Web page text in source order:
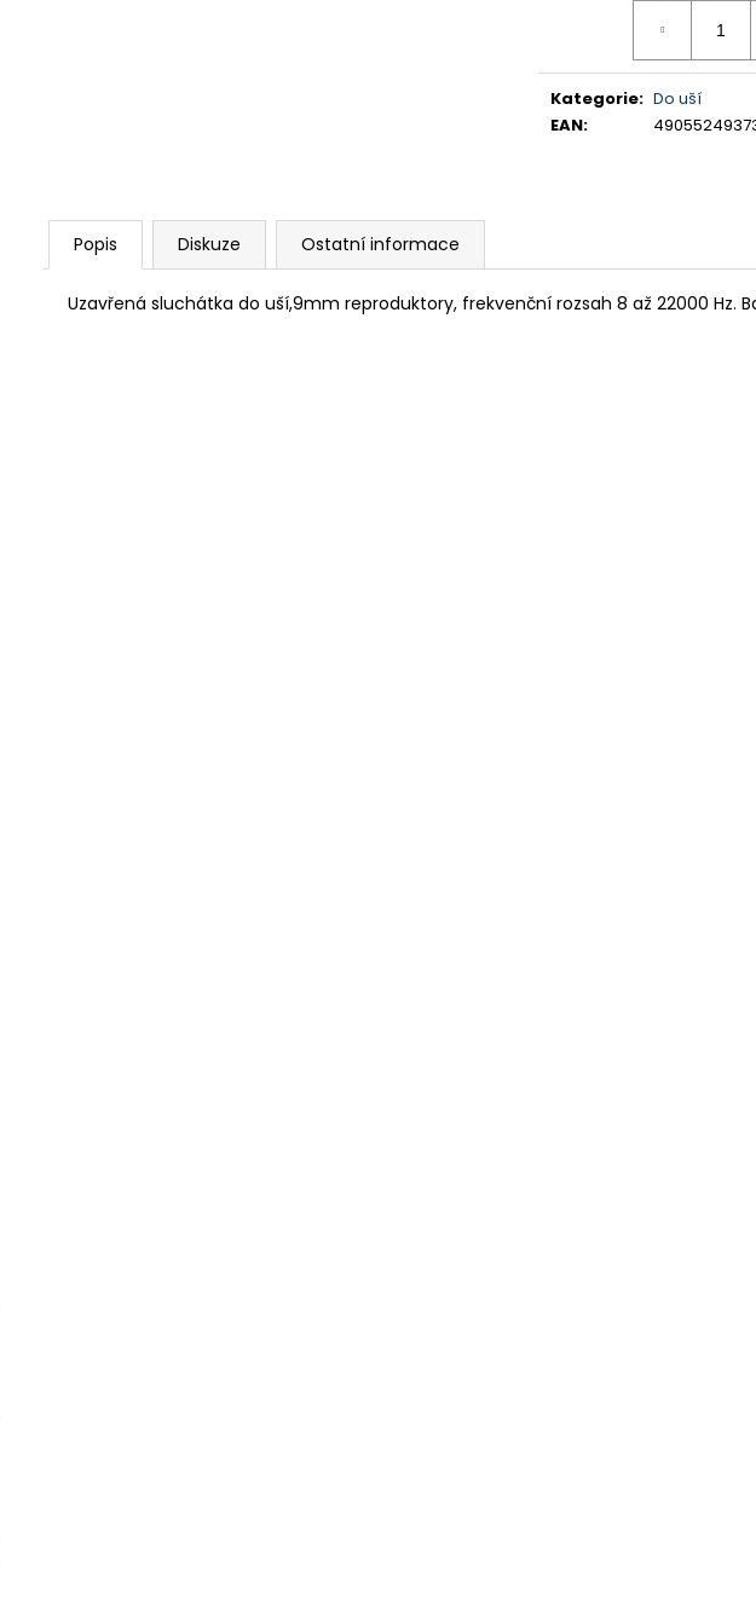
Kategorie: Do uší
EAN:
Popis Diskuze Ostatní informace
Uzavřená sluchátka do uší,9mm reproduktory, frekvenční rozsah 8 až 22000 Hz.
BRAVIA 3 II (K65XR35M2PB.CEI)